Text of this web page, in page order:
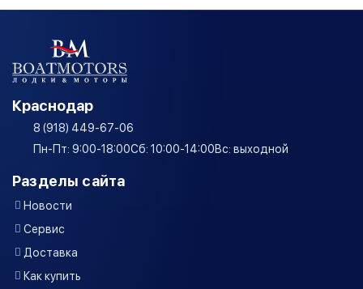
Краснодар
8 (918) 449-67-06
Пн-Пт: 9:00-18:00Сб: 10:00-14:00Вс: выходной
Разделы сайта
Новости
Сервис
Доставка
Как купить